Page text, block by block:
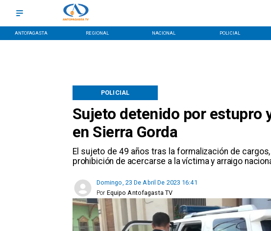
ANTOFAGASTA REGIONAL NACIONAL POLICIAL
Sujeto detenido por estupro
en Sierra Gorda
El sujeto de 49 años tras la formalización de
prohibición de acercarse a la víctima y arraigo
POLICIAL
Domingo, 23 De Abril De 2023 16:41
Equipo Antofagasta TV
Por